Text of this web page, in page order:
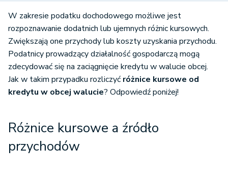
W zakresie podatku dochodowego możliwe jest
rozpoznawanie dodatnich lub ujemnych różnic kursowych.
Zwiększają one przychody lub koszty uzyskania przychodu.
Podatnicy prowadzący działalność gospodarczą mogą
zdecydować się na zaciągnięcie kredytu w walucie obcej.
Jak w takim przypadku rozliczyć różnice kursowe od
kredytu w obcej walucie? Odpowiedź poniżej!
Różnice kursowe a źródło
przychodów